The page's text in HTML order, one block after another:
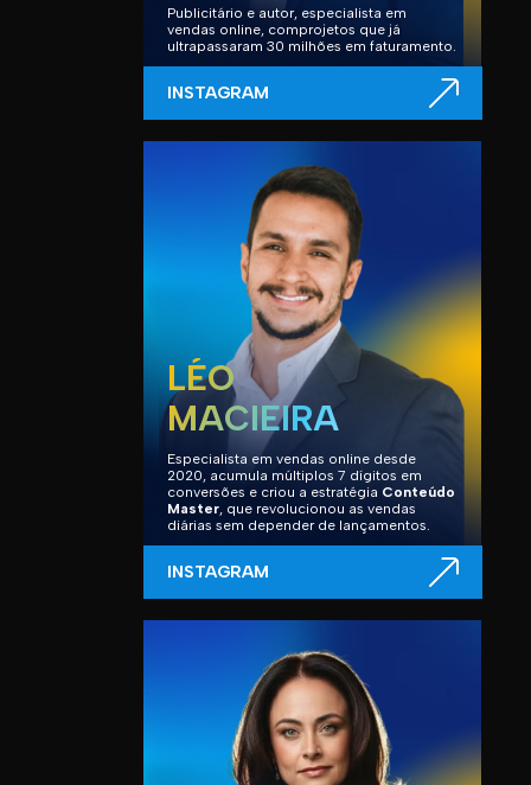
Publicitário e autor, especialista em
vendas online, comprojetos que já
ultrapassaram 30 milhões em faturamento.
INSTAGRAM
LÉO
MACIEIRA
Especialista em vendas online desde
2020, acumula múltiplos 7 dígitos em
conversões e criou a estratégia Conteúdo
Master, que revolucionou as vendas
diárias sem depender de lançamentos.
INSTAGRAM